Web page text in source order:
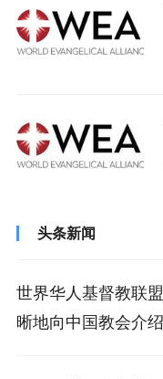
头条新闻
世界华人基督教联
晰地向中国教会介